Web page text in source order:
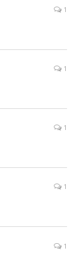
1
1
1
1
1